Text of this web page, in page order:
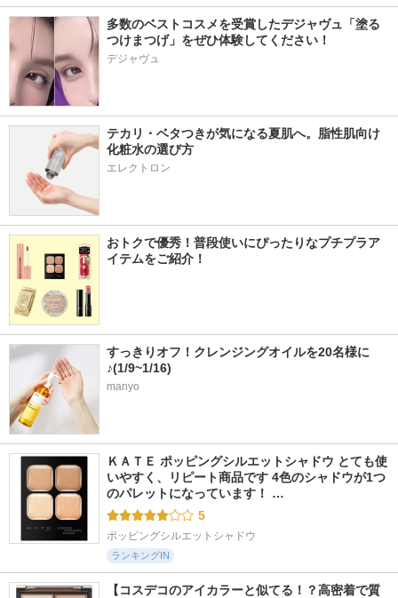
多数のベストコスメを受賞したデジャヴュ「塗る
つけまつげ」をぜひ体験してください！
デジャヴュ
テカリ・ベタつきが気になる夏肌へ。脂性肌向け
化粧水の選び方
エレクトロン
おトクで優秀！普段使いにぴったりなプチプラア
イテムをご紹介！
すっきりオフ！クレンジングオイルを20名様に
♪(1/9~1/16)
manyo
ＫＡＴＥ ポッピングシルエットシャドウ とても使
いやすく、リピート商品です 4色のシャドウが1つ
のパレットになっています！ …
5
ポッピングシルエットシャドウ
ランキングIN
【コスデコのアイカラーと似てる！？高密着で質